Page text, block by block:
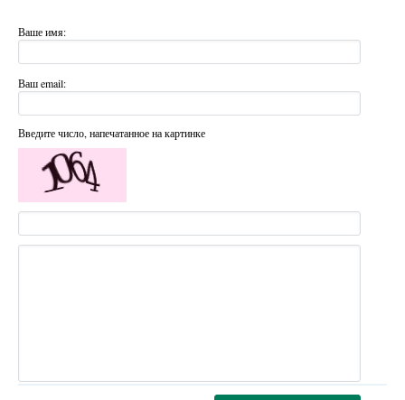
Ваше имя:
Ваш email:
Введите число, напечатанное на картинке